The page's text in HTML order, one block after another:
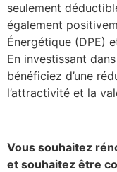
seulement
également
Énergétique (DPE)
En investissant
bénéficiez d’une
l’attractivité et la
Vous souhaitez
et souhaitez être